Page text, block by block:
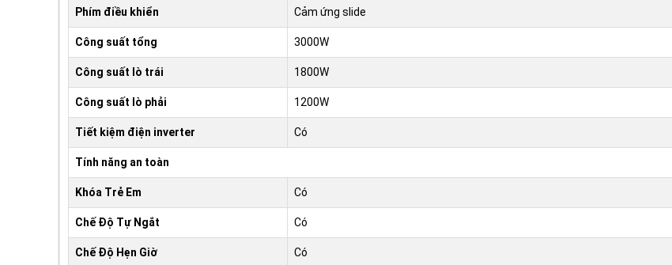
Phím điều khiển Cảm ứng slide
Công suất tổng 3000W
Công suất lò trái 1800W
Công suất lò phải 1200W
Tiết kiệm điện inverter Có
Tính năng an toàn
Khóa Trẻ Em Có
Chế Độ Tự Ngắt Có
Chế Độ Hẹn Giờ Có